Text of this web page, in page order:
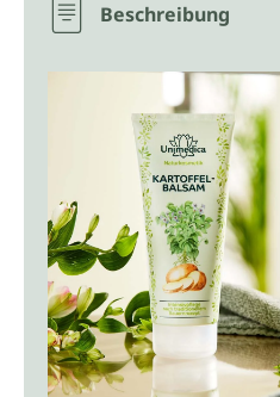
Beschreibung